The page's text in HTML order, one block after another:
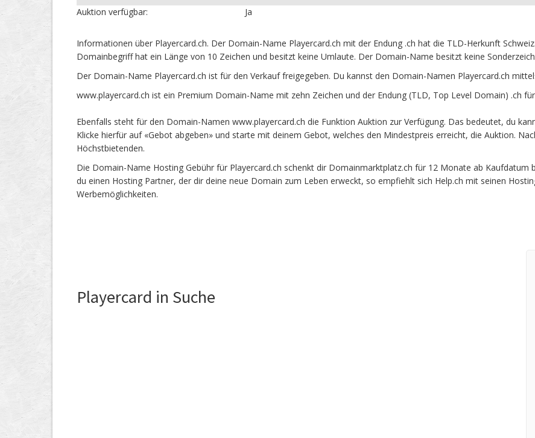
Auktion verfügbar:
Ja
Informationen über Playercard.ch. Der Domain-Name Playercard.ch mit der Endung .ch hat die TLD-Herkunft
Domainbegriff hat ein Länge von 10 Zeichen und besitzt keine Umlaute. Der Domain-Name besitzt keine
Der Domain-Name Playercard.ch ist für den Verkauf freigegeben. Du kannst den Domain-Namen Playercard.ch
www.playercard.ch ist ein Premium Domain-Name mit zehn Zeichen und der Endung (TLD, Top Level Domain) .ch
Ebenfalls steht für den Domain-Namen www.playercard.ch die Funktion Auktion zur Verfügung. Das bedeutet, du
Klicke hierfür auf «Gebot abgeben» und starte mit deinem Gebot, welches den Mindestpreis erreicht, die Auktion.
Höchstbietenden.
Die Domain-Name Hosting Gebühr für Playercard.ch schenkt dir Domainmarktplatz.ch für 12 Monate ab Kaufdatum
du einen Hosting Partner, der dir deine neue Domain zum Leben erweckt, so empfiehlt sich Help.ch mit seinen
Werbemöglichkeiten.
Playercard in Suche